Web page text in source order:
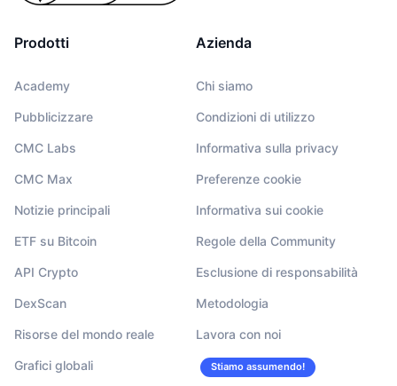
Prodotti
Academy
Pubblicizzare
CMC Labs
CMC Max
Notizie principali
ETF su Bitcoin
API Crypto
DexScan
Risorse del mondo reale
Grafici globali
Azienda
Chi siamo
Condizioni di utilizzo
Informativa sulla privacy
Preferenze cookie
Informativa sui cookie
Regole della Community
Esclusione di responsabilità
Metodologia
Lavora con noi
Stiamo assumendo!